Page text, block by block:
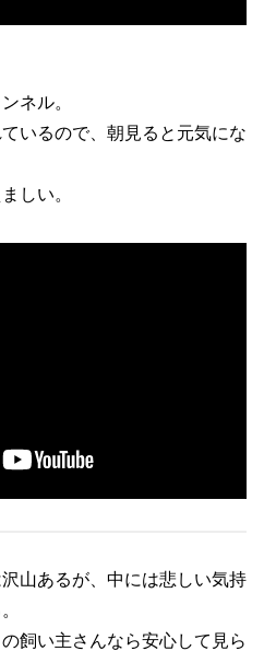
ネル。
いるので、朝見ると元気にな
しい。
山あるが、中には悲しい気持
飼い主さんなら安心して見ら